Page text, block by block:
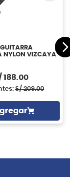
NYLON VIZCAYA
188.00
S/ 209.00